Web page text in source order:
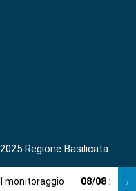
Regione Basilicata
monitoraggio 08/08 :